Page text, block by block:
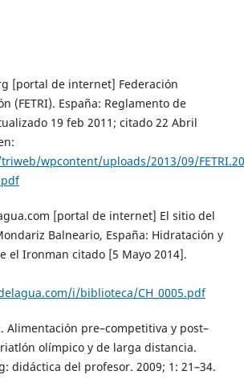
[portal de internet] Federación
(FETRI). España: Reglamento de
19 feb 2011; citado 22 Abril
wpcontent/uploads/2013/09/
[portal de internet] El sitio del
Balneario, España: Hidratación y
el Ironman citado [5 Mayo 2014].
i/biblioteca/CH_0005.pdf
Alimentación pre–competitiva y post–
olímpico y de larga distancia.
didáctica del profesor. 2009; 1: 21–34.